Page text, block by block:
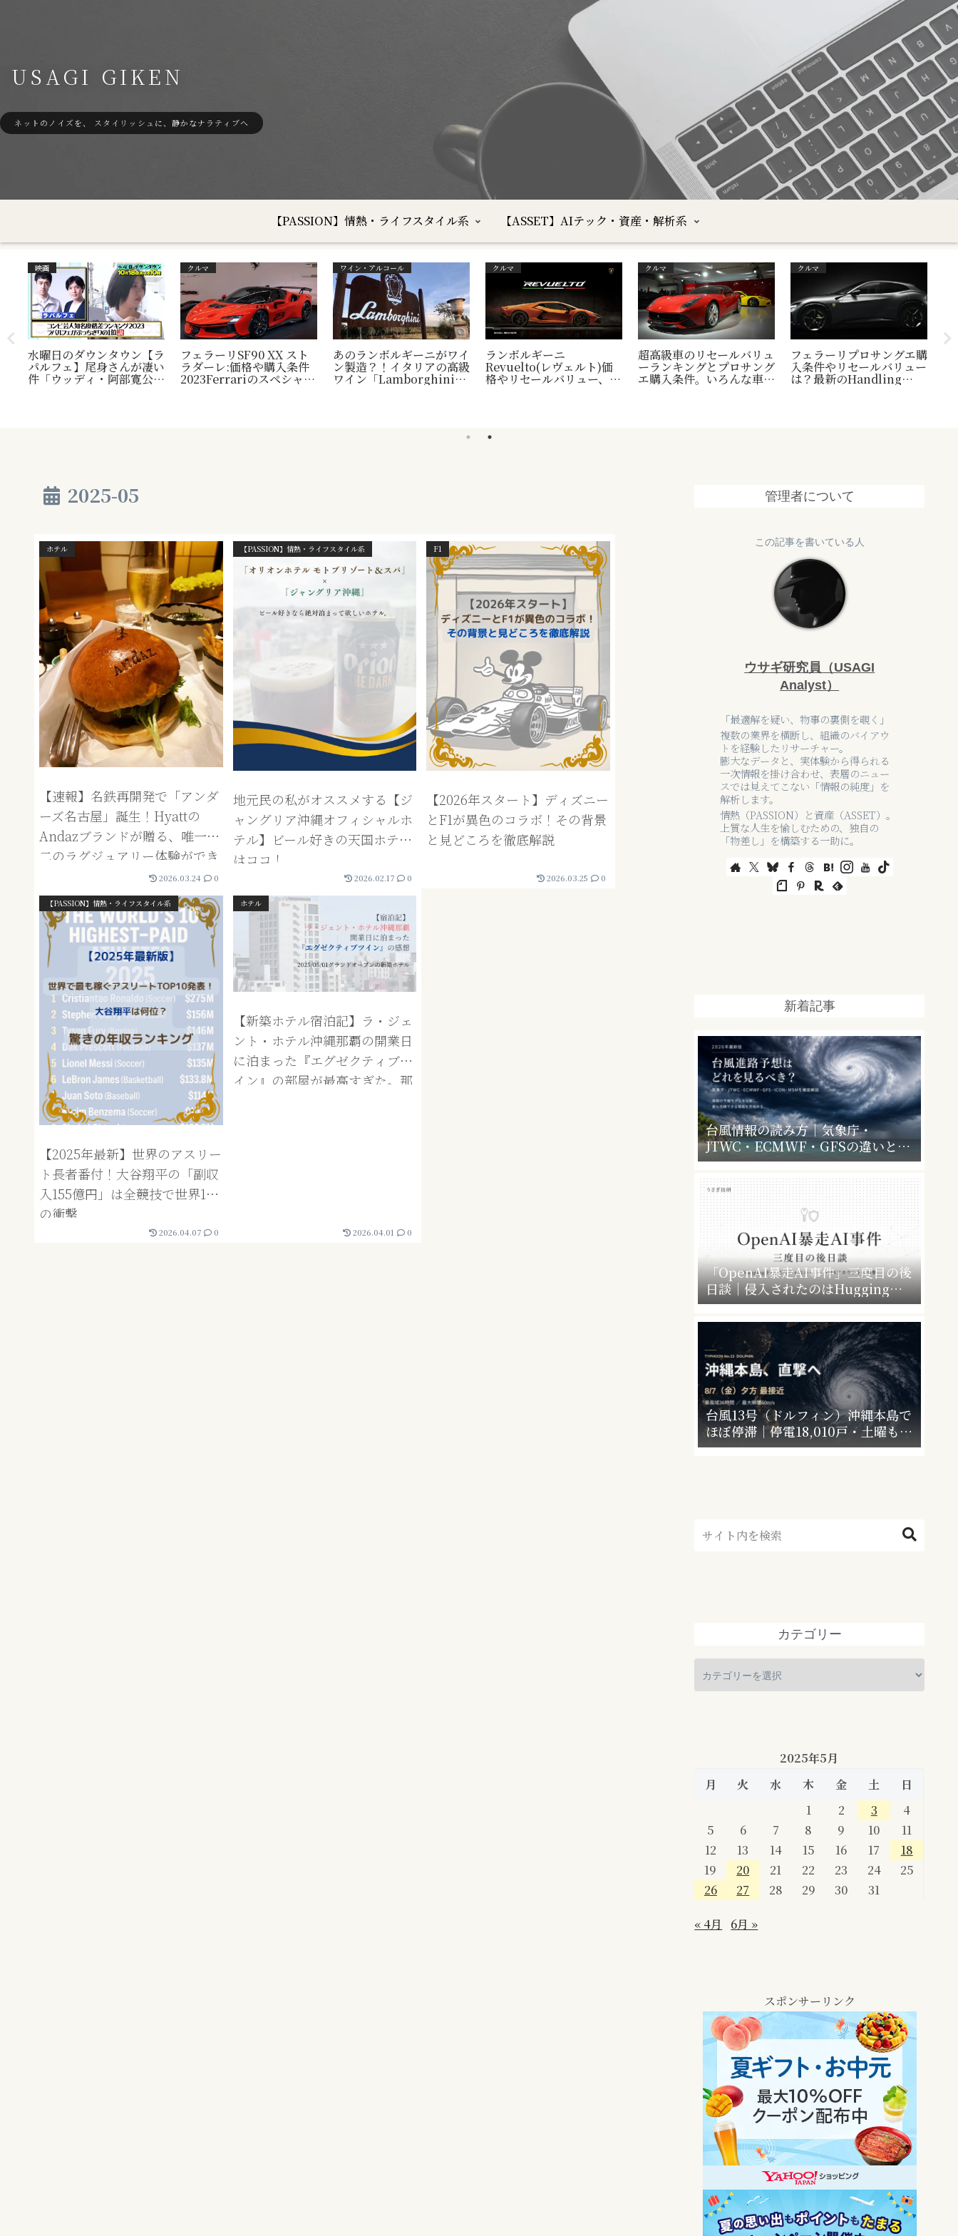
USAGI GIKEN
ネットのノイズを、 スタイリッシュに、静かなナラティブへ
【PASSION】情熱・ライフスタイル系 【ASSET】AIテック・資産・解析系
映画
水曜日のダウンタウン【ラ
パルフェ】尾身さんが凄い
件「ウッディ・阿部寛公
クルマ
フェラーリSF90 XX スト
ラダーレ:価格や購入条件
2023Ferrariのスペシャル
ワイン・アルコール
あのランボルギーニがワイ
ン製造？！イタリアの高級
ワイン「Lamborghini」
クルマ
ランボルギーニ
Revuelto(レヴェルト)価
格やリセールバリュー、納
クルマ
超高級車のリセールバリュ
ーランキングとプロサング
エ購入条件。いろんな車の
クルマ
フェラーリプロサングエ購
入条件やリセールバリュー
は？最新のHandling
2025-05
ホテル
【速報】名鉄再開発で「アンダ
ーズ名古屋」誕生！Hyattの
Andazブランドが贈る、唯一無
二のラグジュアリー体験ができ
る、アンダーズ東京も合わせて
紹介。
2026.03.24 0
【PASSION】情熱・ライフスタイル系
地元民の私がオススメする【ジ
ャングリア沖縄オフィシャルホ
テル】ビール好きの天国ホテル
はココ！
2026.02.17 0
F1
【2026年スタート】ディズニー
とF1が異色のコラボ！その背景
と見どころを徹底解説
2026.03.25 0
【PASSION】情熱・ライフスタイル系
【2025年最新】世界のアスリー
ト長者番付！大谷翔平の「副収
入155億円」は全競技で世界1位
の衝撃
2026.04.07 0
ホテル
【新築ホテル宿泊記】ラ・ジェ
ント・ホテル沖縄那覇の開業日
に泊まった『エグゼクティブツ
イン』の部屋が最高すぎた。那
2026.04.01 0
管理者について
この記事を書いている人
ウサギ研究員（USAGI
Analyst）
「最適解を疑い、物事の裏側を覗く」
複数の業界を横断し、組織のバイアウ
トを経験したリサーチャー。
膨大なデータと、実体験から得られる
一次情報を掛け合わせ、表層のニュー
スでは見えてこない「情報の純度」を
解析します。
情熱（PASSION）と資産（ASSET）。
上質な人生を愉しむための、独自の
「物差し」を構築する一助に。
新着記事
台風情報の読み方｜気象庁・
JTWC・ECMWF・GFSの違いと、
暴風警報で会社・学校はどうなるか
「OpenAI暴走AI事件」三度目の後
日談｜侵入されたのはHugging
Faceだけじゃなかった”4社4アカウ
ント”の衝撃
台風13号（ドルフィン）沖縄本島で
ほぼ停滞｜停電18,010戸・土曜も警
戒【最終更新】
カテゴリー
2025年5月
月
火 水 木 金 土
日
1
2 3
4
5
6 7 8 9 10
11
12
13 14 15 16 17
18
19
20 21 22 23 24
25
26
27 28 29 30 31
« 4月 6月 »
スポンサーリンク